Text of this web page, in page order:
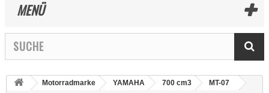
MENÜ
Motorradmarke YAMAHA 700 cm3
MT-07